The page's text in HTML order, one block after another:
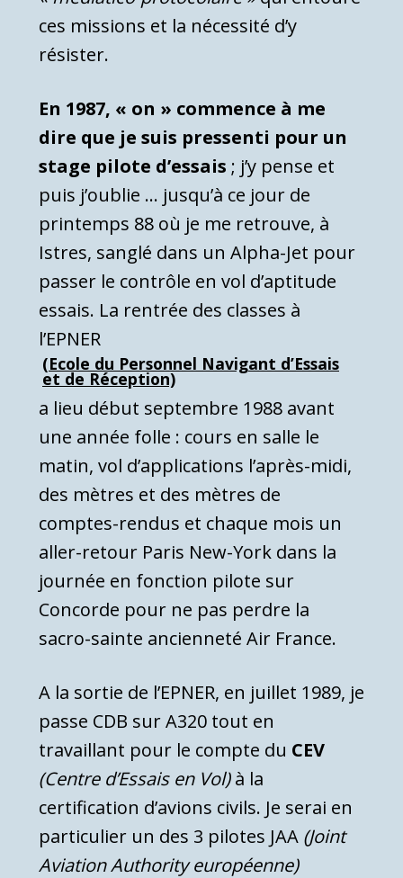
ces missions et la nécessité d’y
résister.
En 1987, « on » commence à me
dire que je suis pressenti pour un
stage pilote d’essais ; j’y pense et
puis j’oublie … jusqu’à ce jour de
printemps 88 où je me retrouve, à
Istres, sanglé dans un Alpha-Jet pour
passer le contrôle en vol d’aptitude
essais. La rentrée des classes à
l’EPNER
(Ecole du Personnel Navigant d’Essais
et de Réception)
a lieu début septembre 1988 avant
une année folle : cours en salle le
matin, vol d’applications l’après-midi,
des mètres et des mètres de
comptes-rendus et chaque mois un
aller-retour Paris New-York dans la
journée en fonction pilote sur
Concorde pour ne pas perdre la
sacro-sainte ancienneté Air France.
A la sortie de l’EPNER, en juillet 1989, je
passe CDB sur A320 tout en
travaillant pour le compte du CEV
(Centre d’Essais en Vol)à la
certification d’avions civils. Je serai en
particulier un des 3 pilotes JAA (Joint
Aviation Authority européenne)